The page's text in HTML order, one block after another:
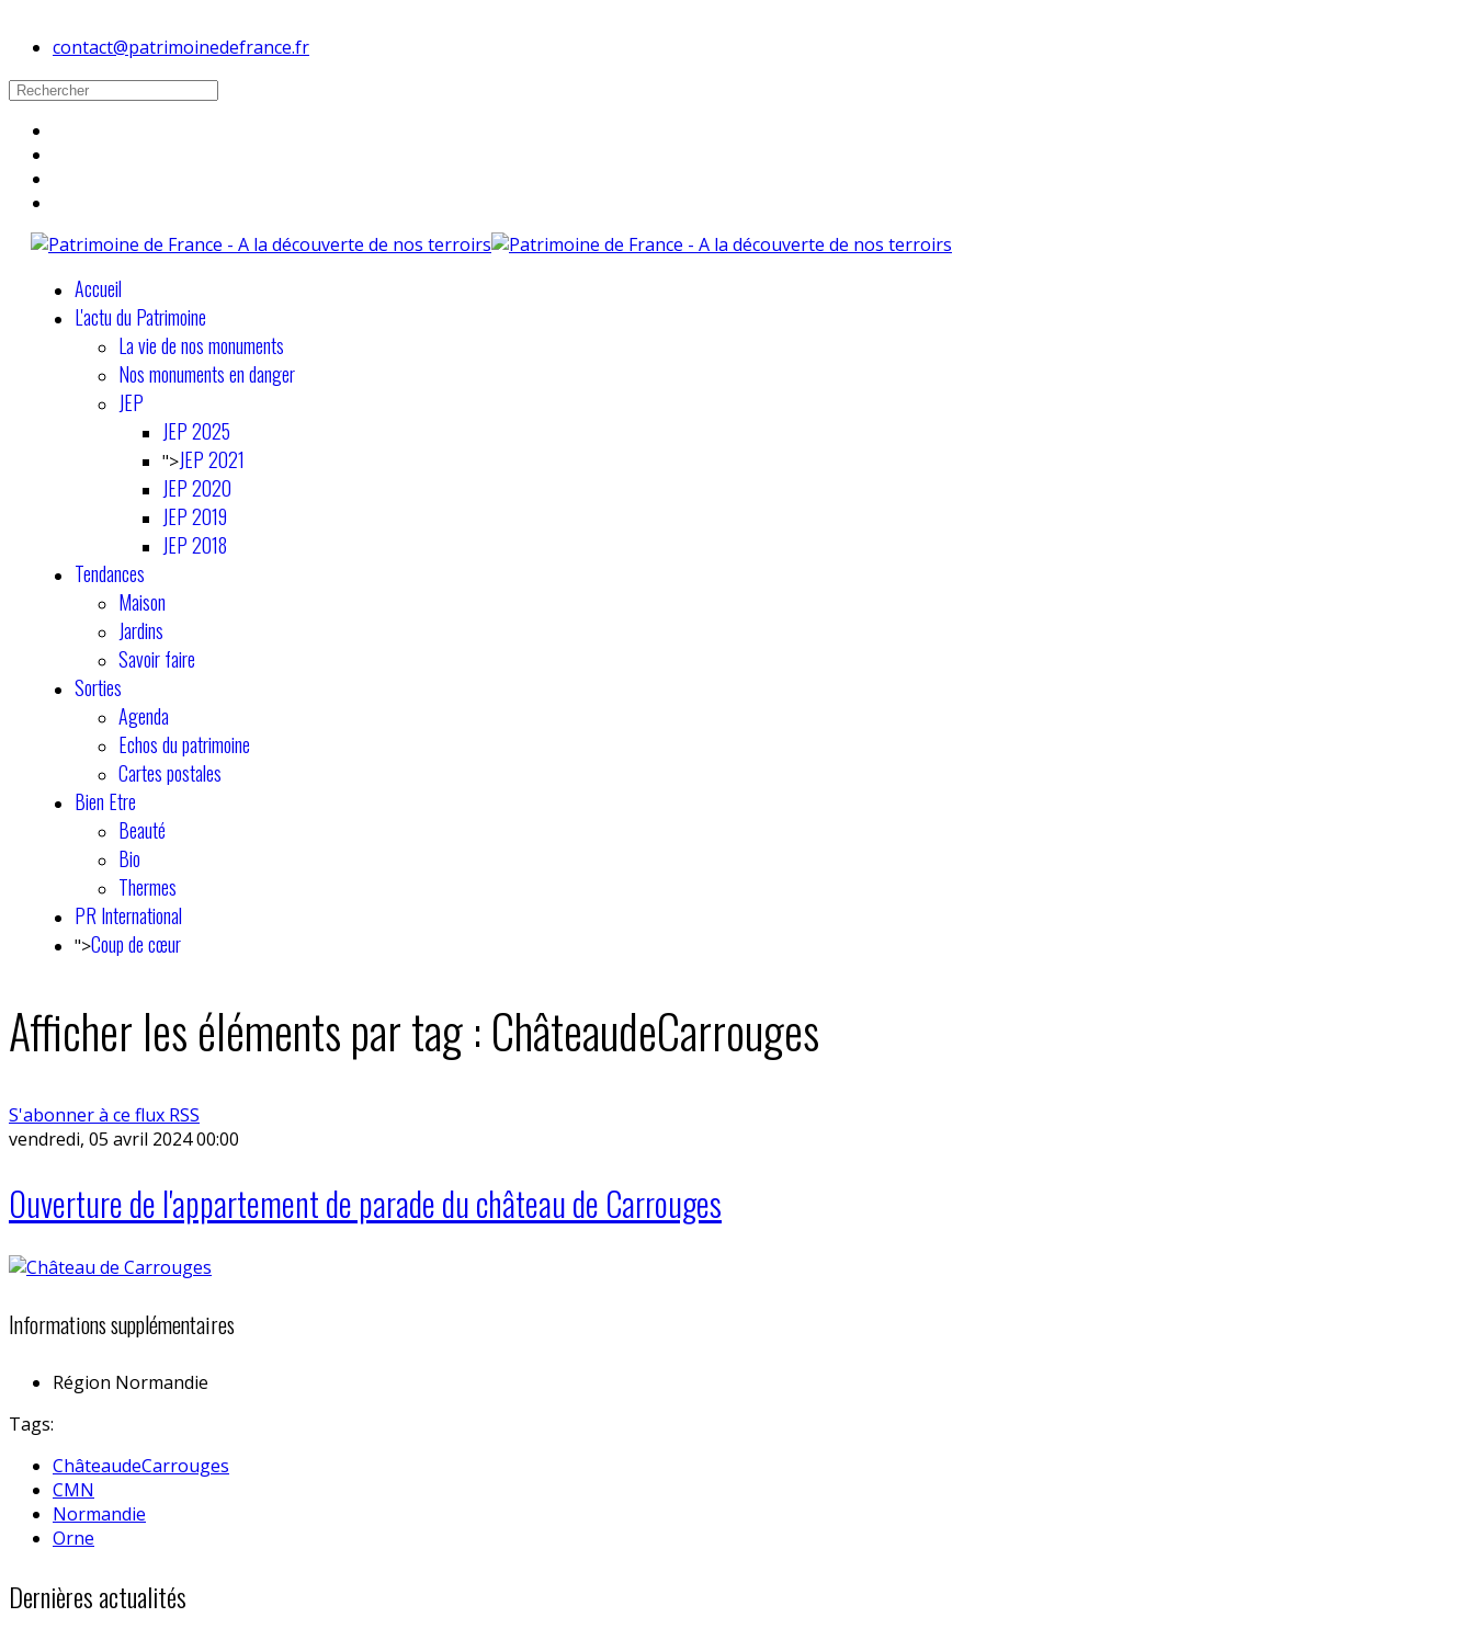
contact@patrimoinedefrance.fr
Accueil
L'actu du Patrimoine
La vie de nos monuments
Nos monuments en danger
JEP
JEP 2025
">JEP 2021
JEP 2020
JEP 2019
JEP 2018
Tendances
Maison
Jardins
Savoir faire
Sorties
Agenda
Echos du patrimoine
Cartes postales
Bien Etre
Beauté
Bio
Thermes
PR International
">Coup de cœur
Afficher les éléments par tag : ChâteaudeCarrouges
S'abonner à ce flux RSS
vendredi, 05 avril 2024 00:00
Ouverture de l'appartement de parade du château de Carrouges
Informations supplémentaires
Région Normandie
Tags:
ChâteaudeCarrouges
CMN
Normandie
Orne
Dernières actualités